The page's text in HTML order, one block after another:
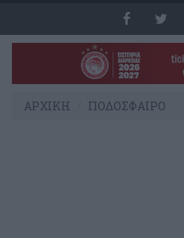
ΑΡΧΙΚΗ ΠΟΔΟΣΦΑΙΡΟ